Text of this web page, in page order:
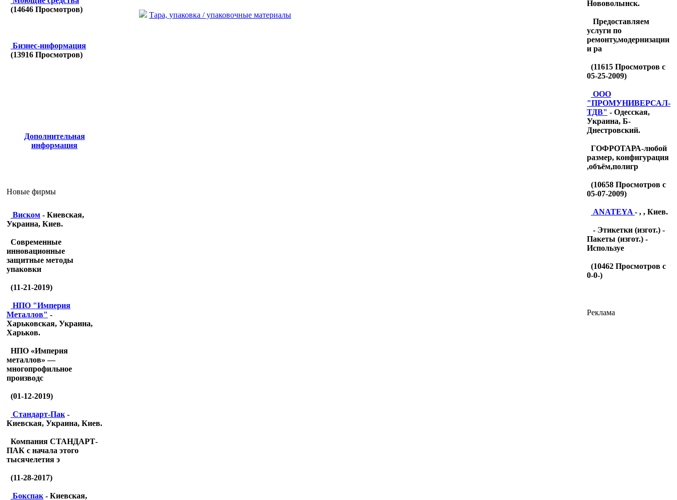
(14646 Просмотров)
Бизнес-информация
(13916 Просмотров)
Дополнительная
информация
Новые фирмы
Виском - Киевская,
Украина, Киев.
Современные
инновационные
защитные методы
упаковки
(11-21-2019)
НПО "Империя
Металлов" -
Харьковская, Украина,
Харьков.
НПО «Империя
металлов» —
многопрофильное
производс
(01-12-2019)
Стандарт-Пак -
Киевская, Украина, Киев.
Компания СТАНДАРТ-
ПАК с начала этого
тысячелетия э
(11-28-2017)
Бокспак - Киевская,
Тара, упаковка / упаковочные материалы
Нововолынск.
Предоставляем
услуги по
ремонту,модернизации
и ра
(11615 Просмотров с
05-25-2009)
OOO
"ПРОМУНИВЕРСАЛ-
ТДB" - Одесская,
Украина, Б-
Днестровский.
ГОФРОТАРА-любой
размер, конфигурация
,объём,полигр
(10658 Просмотров с
05-07-2009)
ANATEYA - , , Киев.
- Этикетки (изгот.) -
Пакеты (изгот.) -
Используе
(10462 Просмотров с
0-0-)
Реклама